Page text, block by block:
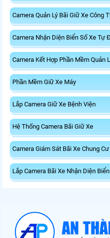
Camera Quản Lý Bãi Giữ Xe Công
Camera Nhận Diện Biển Số Xe Tự
Camera Kết Hợp Phần Mềm Quản
Phần Mềm Giữ Xe Máy
Lắp Camera Giữ Xe Bệnh Viện
Hệ Thống Camera Bãi Giữ Xe
Camera Giám Sát Bãi Xe Chung Cư
Lắp Camera Bãi Xe Nhận Diện